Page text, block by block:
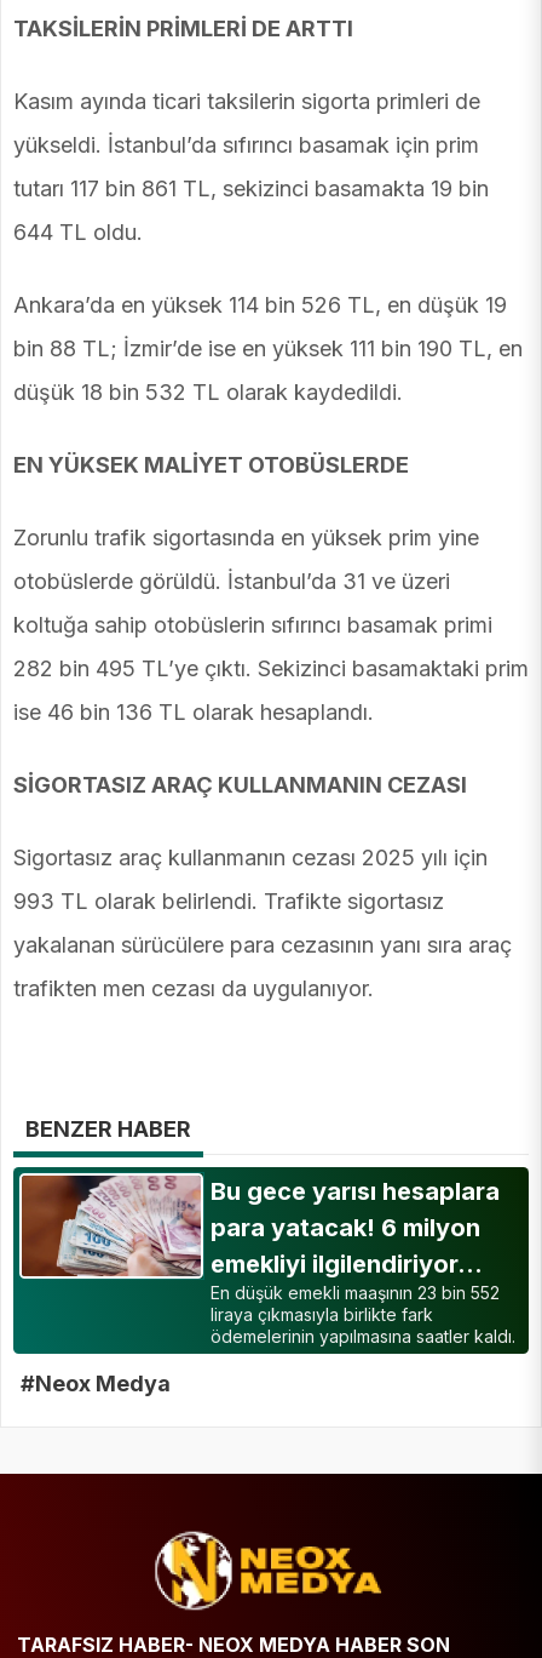
TAKSİLERİN PRİMLERİ DE ARTTI
Kasım ayında ticari taksilerin sigorta primleri de
yükseldi. İstanbul’da sıfırıncı basamak için prim
tutarı 117 bin 861 TL, sekizinci basamakta 19 bin
644 TL oldu.
Ankara’da en yüksek 114 bin 526 TL, en düşük 19
bin 88 TL; İzmir’de ise en yüksek 111 bin 190 TL, en
düşük 18 bin 532 TL olarak kaydedildi.
EN YÜKSEK MALİYET OTOBÜSLERDE
Zorunlu trafik sigortasında en yüksek prim yine
otobüslerde görüldü. İstanbul’da 31 ve üzeri
koltuğa sahip otobüslerin sıfırıncı basamak primi
282 bin 495 TL’ye çıktı. Sekizinci basamaktaki prim
ise 46 bin 136 TL olarak hesaplandı.
SİGORTASIZ ARAÇ KULLANMANIN CEZASI
Sigortasız araç kullanmanın cezası 2025 yılı için
993 TL olarak belirlendi. Trafikte sigortasız
yakalanan sürücülere para cezasının yanı sıra araç
trafikten men cezası da uygulanıyor.
BENZER HABER
Bu gece yarısı hesaplara
para yatacak! 6 milyon
emekliyi ilgilendiriyor…
En düşük emekli maaşının 23 bin 552
liraya çıkmasıyla birlikte fark
ödemelerinin yapılmasına saatler kaldı.
#Neox Medya
TARAFSIZ HABER- NEOX MEDYA HABER SON